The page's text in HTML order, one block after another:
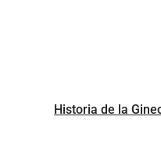
Historia de la